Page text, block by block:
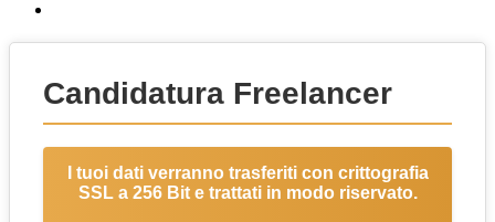
Candidatura Freelancer
I tuoi dati verranno trasferiti con crittografia
SSL a 256 Bit e trattati in modo riservato.